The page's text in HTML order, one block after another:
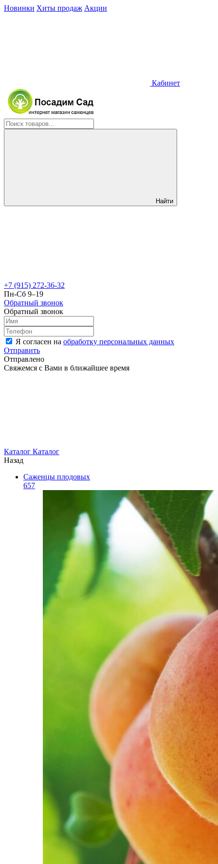
Новинки Хиты продаж Акции
Кабинет
Найти
+7 (915) 272-36-32
Пн-Сб 9–19
Обратный звонок
Обратный звонок
Я согласен на обработку персональных данных
Отправить
Отправлено
Свяжемся с Вами в ближайшее время
Каталог Каталог
Назад
Саженцы плодовых
657